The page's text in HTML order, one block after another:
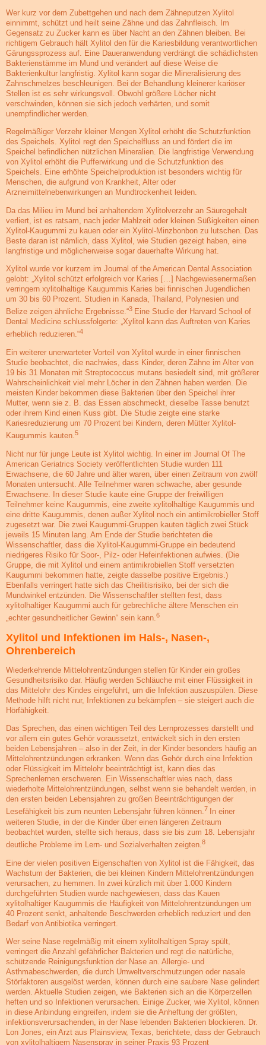
Wer kurz vor dem Zubettgehen und nach dem Zähneputzen Xylitol
einnimmt, schützt und heilt seine Zähne und das Zahnfleisch. Im
Gegensatz zu Zucker kann es über Nacht an den Zähnen bleiben. Bei
richtigem Gebrauch hält Xylitol den für die Kariesbildung verantwortlichen
Gärungssprozess auf. Eine Daueranwendung verdrängt die schädlichsten
Bakterienstämme im Mund und verändert auf diese Weise die
Bakterienkultur langfristig. Xylitol kann sogar die Mineralisierung des
Zahnschmelzes beschleunigen. Bei der Behandlung kleinerer kariöser
Stellen ist es sehr wirkungsvoll. Obwohl größere Löcher nicht
verschwinden, können sie sich jedoch verhärten, und somit
unempfindlicher werden.
Regelmäßiger Verzehr kleiner Mengen Xylitol erhöht die Schutzfunktion
des Speichels. Xylitol regt den Speichelfluss an und fördert die im
Speichel befindlichen nützlichen Mineralien. Die langfristige Verwendung
von Xylitol erhöht die Pufferwirkung und die Schutzfunktion des
Speichels. Eine erhöhte Speichelproduktion ist besonders wichtig für
Menschen, die aufgrund von Krankheit, Alter oder
Arzneimittelnebenwirkungen an Mundtrockenheit leiden.
Da das Milieu im Mund bei anhaltendem Xylitolverzehr an Säuregehalt
verliert, ist es ratsam, nach jeder Mahlzeit oder kleinen Süßigkeiten einen
Xylitol-Kaugummi zu kauen oder ein Xylitol-Minzbonbon zu lutschen. Das
Beste daran ist nämlich, dass Xylitol, wie Studien gezeigt haben, eine
langfristige und möglicherweise sogar dauerhafte Wirkung hat.
Xylitol wurde vor kurzem im Journal of the American Dental Association
gelobt: „Xylitol schützt erfolgreich vor Karies […] Nachgewiesenermaßen
verringern xylitolhaltige Kaugummis Karies bei finnischen Jugendlichen
um 30 bis 60 Prozent. Studien in Kanada, Thailand, Polynesien und
Belize zeigen ähnliche Ergebnisse.“3 Eine Studie der Harvard School of
Dental Medicine schlussfolgerte: „Xylitol kann das Auftreten von Karies
erheblich reduzieren.“4
Ein weiterer unerwarteter Vorteil von Xylitol wurde in einer finnischen
Studie beobachtet, die nachwies, dass Kinder, deren Zähne im Alter von
19 bis 31 Monaten mit Streptococcus mutans besiedelt sind, mit größerer
Wahrscheinlichkeit viel mehr Löcher in den Zähnen haben werden. Die
meisten Kinder bekommen diese Bakterien über den Speichel ihrer
Mutter, wenn sie z. B. das Essen abschmeckt, dieselbe Tasse benutzt
oder ihrem Kind einen Kuss gibt. Die Studie zeigte eine starke
Kariesreduzierung um 70 Prozent bei Kindern, deren Mütter Xylitol-
Kaugummis kauten.5
Nicht nur für junge Leute ist Xylitol wichtig. In einer im Journal Of The
American Geriatrics Society veröffentlichten Studie wurden 111
Erwachsene, die 60 Jahre und älter waren, über einen Zeitraum von zwölf
Monaten untersucht. Alle Teilnehmer waren schwache, aber gesunde
Erwachsene. In dieser Studie kaute eine Gruppe der freiwilligen
Teilnehmer keine Kaugummis, eine zweite xylitolhaltige Kaugummis und
eine dritte Kaugummis, denen außer Xylitol noch ein antimikrobieller Stoff
zugesetzt war. Die zwei Kaugummi-Gruppen kauten täglich zwei Stück
jeweils 15 Minuten lang. Am Ende der Studie berichteten die
Wissenschaftler, dass die Xylitol-Kaugummi-Gruppe ein bedeutend
niedrigeres Risiko für Soor-, Pilz- oder Hefeinfektionen aufwies. (Die
Gruppe, die mit Xylitol und einem antimikrobiellen Stoff versetzten
Kaugummi bekommen hatte, zeigte dasselbe positive Ergebnis.)
Ebenfalls verringert hatte sich das Cheilitisrisiko, bei der sich die
Mundwinkel entzünden. Die Wissenschaftler stellten fest, dass
xylitolhaltiger Kaugummi auch für gebrechliche ältere Menschen ein
„echter gesundheitlicher Gewinn“ sein kann.6
Xylitol und Infektionen im Hals-, Nasen-,
Ohrenbereich
Wiederkehrende Mittelohrentzündungen stellen für Kinder ein großes
Gesundheitsrisiko dar. Häufig werden Schläuche mit einer Flüssigkeit in
das Mittelohr des Kindes eingeführt, um die Infektion auszuspülen. Diese
Methode hilft nicht nur, Infektionen zu bekämpfen – sie steigert auch die
Hörfähigkeit.
Das Sprechen, das einen wichtigen Teil des Lernprozesses darstellt und
vor allem ein gutes Gehör voraussetzt, entwickelt sich in den ersten
beiden Lebensjahren – also in der Zeit, in der Kinder besonders häufig an
Mittelohrentzündungen erkranken. Wenn das Gehör durch eine Infektion
oder Flüssigkeit im Mittelohr beeinträchtigt ist, kann dies das
Sprechenlernen erschweren. Ein Wissenschaftler wies nach, dass
wiederholte Mittelohrentzündungen, selbst wenn sie behandelt werden, in
den ersten beiden Lebensjahren zu großen Beeinträchtigungen der
Lesefähigkeit bis zum neunten Lebensjahr führen können.7
In einer
weiteren Studie, in der die Kinder über einen längeren Zeitraum
beobachtet wurden, stellte sich heraus, dass sie bis zum 18. Lebensjahr
deutliche Probleme im Lern- und Sozialverhalten zeigten.8
Eine der vielen positiven Eigenschaften von Xylitol ist die Fähigkeit, das
Wachstum der Bakterien, die bei kleinen Kindern Mittelohrentzündungen
verursachen, zu hemmen. In zwei kürzlich mit über 1.000 Kindern
durchgeführten Studien wurde nachgewiesen, dass das Kauen
xylitolhaltiger Kaugummis die Häufigkeit von Mittelohrentzündungen um
40 Prozent senkt, anhaltende Beschwerden erheblich reduziert und den
Bedarf von Antibiotika verringert.
Wer seine Nase regelmäßig mit einem xylitolhaltigen Spray spült,
verringert die Anzahl gefährlicher Bakterien und regt die natürliche,
schützende Reinigungsfunktion der Nase an. Allergie- und
Asthmabeschwerden, die durch Umweltverschmutzungen oder nasale
Störfaktoren ausgelöst werden, können durch eine saubere Nase gelindert
werden. Aktuelle Studien zeigen, wie Bakterien sich an die Körperzellen
heften und so Infektionen verursachen. Einige Zucker, wie Xylitol, können
in diese Anbindung eingreifen, indem sie die Anheftung der größten,
infektionsverursachenden, in der Nase lebenden Bakterien blockieren. Dr.
Lon Jones, ein Arzt aus Plainsview, Texas, berichtete, dass der Gebrauch
von xylitolhaltigem Nasenspray in seiner Praxis 93 Prozent